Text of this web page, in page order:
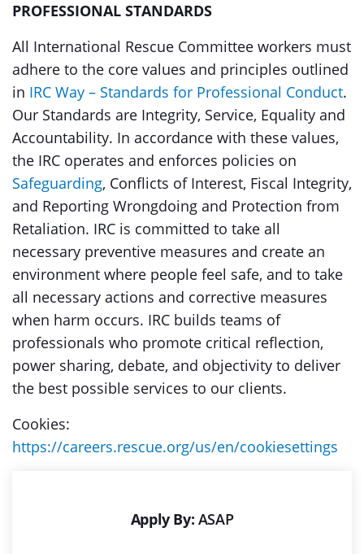
PROFESSIONAL STANDARDS
All International Rescue Committee workers must
adhere to the core values and principles outlined
in IRC Way – Standards for Professional Conduct.
Our Standards are Integrity, Service, Equality and
Accountability. In accordance with these values,
the IRC operates and enforces policies on
Safeguarding, Conflicts of Interest, Fiscal Integrity,
and Reporting Wrongdoing and Protection from
Retaliation. IRC is committed to take all
necessary preventive measures and create an
environment where people feel safe, and to take
all necessary actions and corrective measures
when harm occurs. IRC builds teams of
professionals who promote critical reflection,
power sharing, debate, and objectivity to deliver
the best possible services to our clients.
Cookies:
https://careers.rescue.org/us/en/cookiesettings
Apply By: ASAP